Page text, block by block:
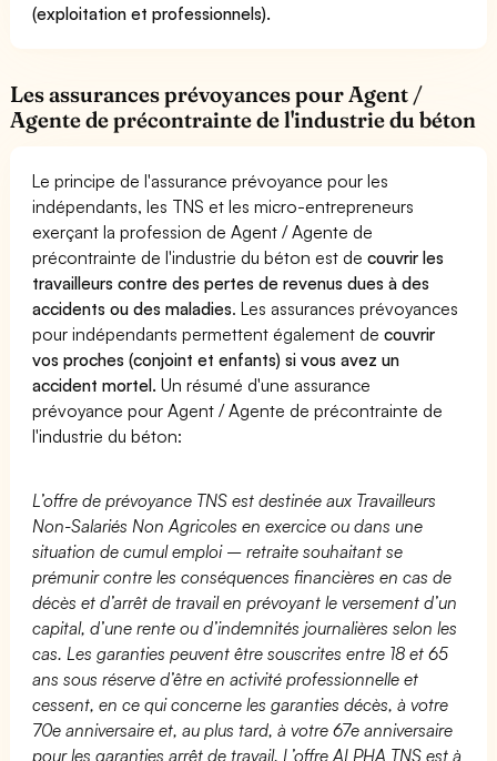
(exploitation et professionnels).
Les assurances prévoyances pour Agent /
Agente de précontrainte de l'industrie du béton
Le principe de l'assurance prévoyance pour les
indépendants, les TNS et les micro-entrepreneurs
exerçant la profession de Agent / Agente de
précontrainte de l'industrie du béton est decouvrir les
travailleurs contre des pertes de revenus dues à des
accidents ou des maladies. Les assurances prévoyances
pour indépendants permettent également decouvrir
vos proches (conjoint et enfants) si vous avez un
accident mortel. Un résumé d'une assurance
prévoyance pour Agent / Agente de précontrainte de
l'industrie du béton:
L’offre de prévoyance TNS est destinée aux Travailleurs
Non-Salariés Non Agricoles en exercice ou dans une
situation de cumul emploi – retraite souhaitant se
prémunir contre les conséquences financières en cas de
décès et d’arrêt de travail en prévoyant le versement d’un
capital, d’une rente ou d’indemnités journalières selon les
cas. Les garanties peuvent être souscrites entre 18 et 65
ans sous réserve d’être en activité professionnelle et
cessent, en ce qui concerne les garanties décès, à votre
70e anniversaire et, au plus tard, à votre 67e anniversaire
pour les garanties arrêt de travail. L’offre ALPHA TNS est à